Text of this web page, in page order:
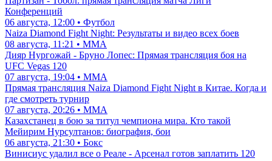
Конференций
06 августа, 12:00 • Футбол
Naiza Diamond Fight Night: Результаты и видео всех боев
08 августа, 11:21 • ММА
Дияр Нургожай - Бруно Лопес: Прямая трансляция боя на
UFC Vegas 120
07 августа, 19:04 • ММА
Прямая трансляция Naiza Diamond Fight Night в Китае. Когда и
где смотреть турнир
07 августа, 20:26 • ММА
Казахстанец в бою за титул чемпиона мира. Кто такой
Мейирим Нурсултанов: биография, бои
06 августа, 21:30 • Бокс
Винисиус удалил все о Реале - Арсенал готов заплатить 120